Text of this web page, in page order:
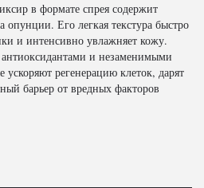
в формате спрея содержит
Его легкая текстура быстро
и интенсивно увлажняет кожу.
и незаменимыми
регенерацию клеток, дарят
барьер от вредных факторов